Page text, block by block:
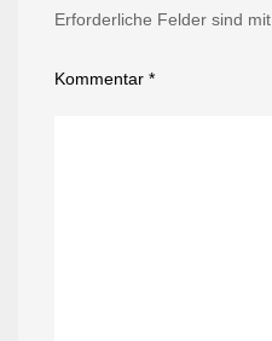
Erforderliche Felder sind mit
Kommentar *